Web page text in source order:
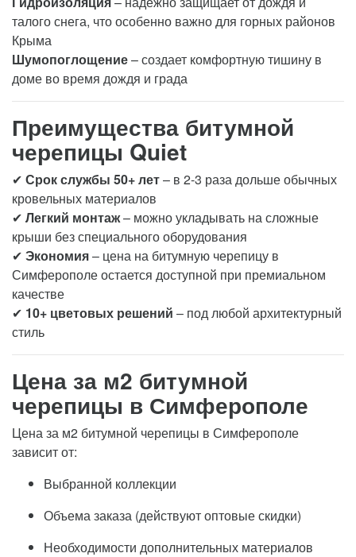
талого снега, что особенно важно для горных районов
Крыма
Шумопоглощение– создает комфортную тишину в
доме во время дождя и града
Преимущества битумной
черепицы Quiet
✔ Срок службы 50+ лет– в 2-3 раза дольше обычных
кровельных материалов
✔ Легкий монтаж– можно укладывать на сложные
крыши без специального оборудования
✔ Экономия– цена на битумную черепицу в
Симферополе остается доступной при премиальном
качестве
✔ 10+ цветовых решений – под любой архитектурный
стиль
Цена за м2 битумной
черепицы в Симферополе
Цена за м2 битумной черепицы в Симферополе
зависит от:
Выбранной коллекции
Объема заказа (действуют оптовые скидки)
Необходимости дополнительных материалов